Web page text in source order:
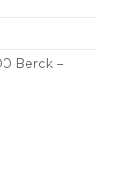
Berck –